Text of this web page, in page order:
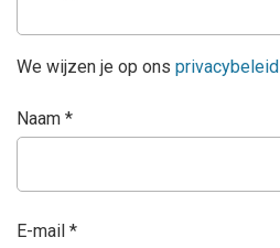
We wijzen je op ons privacybeleid
Naam *
E-mail *